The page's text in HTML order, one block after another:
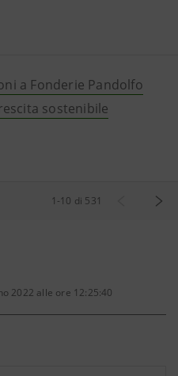
a Fonderie Pandolfo
sostenibile
1 -10 di 531
2022 alle ore 12:25:40